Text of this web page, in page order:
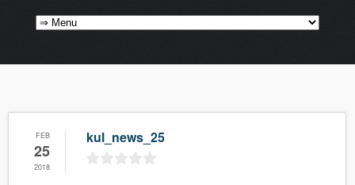
FEB
25
2018
kul_news_25